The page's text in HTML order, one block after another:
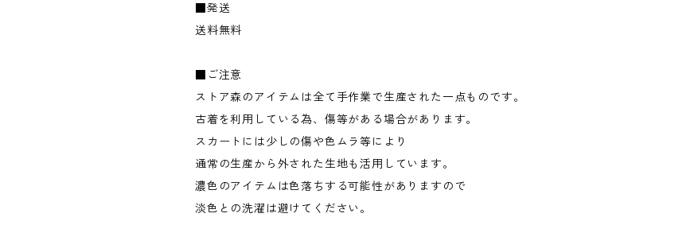
■発送
送料無料
■ご注意
ストア森のアイテムは全て手作業で生産された一点ものです。
古着を利用している為、傷等がある場合があります。
スカートには少しの傷や色ムラ等により
通常の生産から外された生地も活用しています。
濃色のアイテムは色落ちする可能性がありますので
淡色との洗濯は避けてください。